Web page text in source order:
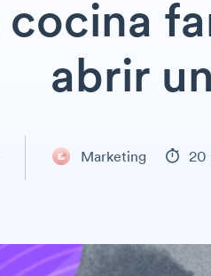
cocina
abrir
Marketing 20